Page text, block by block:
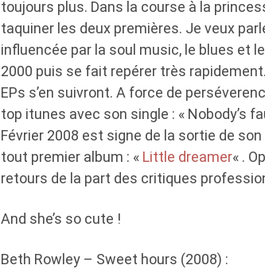
toujours plus. Dans la course à la
taquiner les deux premières. Je veux
influencée par la soul music, le blues et
2000 puis se fait repérer très
EPs s’en suivront. A force de
top itunes avec son single : « Nobody’s
Février 2008 est signe de la sortie de
tout premier album : « Little dreamer« .
retours de la part des critiques
And she’s so cute !
Beth Rowley – Sweet hours (2008) :